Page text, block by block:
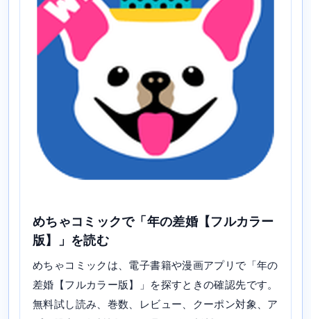
めちゃコミックで「年の差婚【フルカラー
版】」を読む
めちゃコミックは、電子書籍や漫画アプリで「年の
差婚【フルカラー版】」を探すときの確認先です。
無料試し読み、巻数、レビュー、クーポン対象、ア